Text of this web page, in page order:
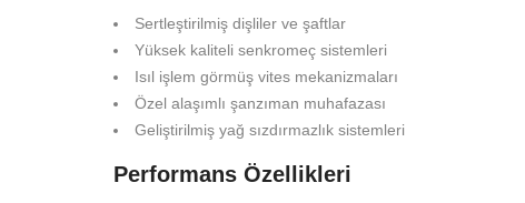
Sertleştirilmiş dişliler ve şaftlar
Yüksek kaliteli senkromeç sistemleri
Isıl işlem görmüş vites mekanizmaları
Özel alaşımlı şanzıman muhafazası
Geliştirilmiş yağ sızdırmazlık sistemleri
Performans Özellikleri